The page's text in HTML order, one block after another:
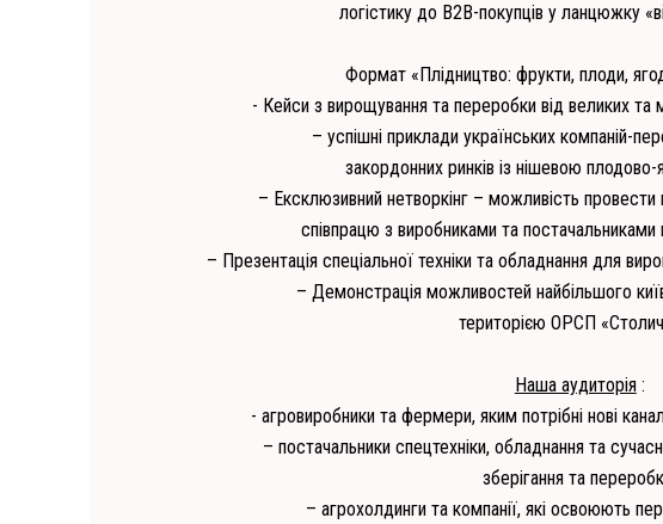
логістику до В2В-покупців у ланцюжку
Формат «Плідництво: фрукти, плоди,
- Кейси з вирощування та переробки від великих та
– успішні приклади українських компаній-
закордонних ринків із нішевою
– Ексклюзивний нетворкінг – можливість
співпрацю з виробниками та постачальниками
– Презентація спеціальної техніки та обладнання для
– Демонстрація можливостей найбільшого
територією ОРСП
Наша аудиторія:
- агровиробники та фермери, яким потрібні нові
– постачальники спецтехніки, обладнання та
зберігання та
– агрохолдинги та компанії, які освоюють